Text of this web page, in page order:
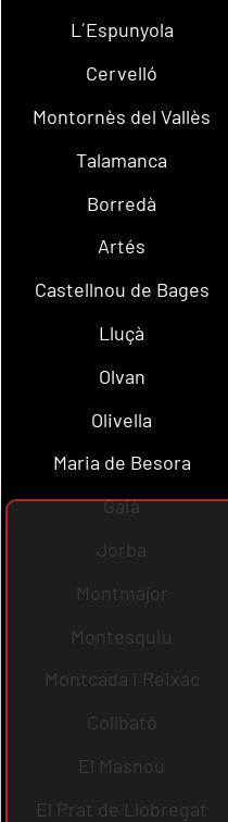
L´Espunyola
Cervelló
Montornès del Vallès
Talamanca
Borredà
Artés
Castellnou de Bages
Lluçà
Olvan
Olivella
Maria de Besora
Gaià
Jorba
Montmajor
Montesquiu
Montcada i Reixac
Collbató
El Masnou
El Prat de Llobregat